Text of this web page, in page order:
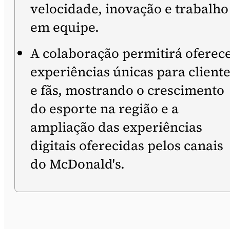
velocidade, inovação e trabalho
em equipe.
A colaboração permitirá
experiências únicas para
e fãs, mostrando o crescimento
do esporte na região e a
ampliação das experiências
digitais oferecidas pelos canais
do McDonald's.